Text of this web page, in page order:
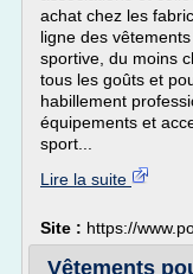
achat chez les
ligne des
sportive, du moins
tous les goûts et
habillement
équipements et
sport...
Lire la suite
Site : https://
Vêtements